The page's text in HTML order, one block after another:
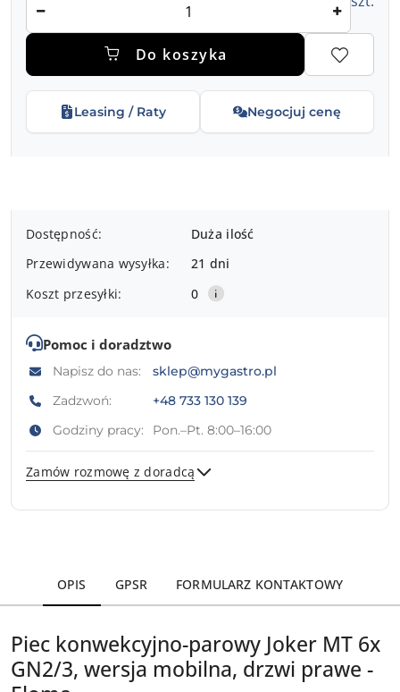
Do koszyka
Leasing / Raty Negocjuj cenę
Dostępność
dostawa
Dostępność:
Duża ilość
Przewidywana wysyłka:
21 dni
Koszt przesyłki:
0
Pomoc i doradztwo
Napisz do nas:
sklep@mygastro.pl
Zadzwoń:
+48 733 130 139
Godziny pracy:
Pon.–Pt. 8:00–16:00
Zamów rozmowę z doradcą
OPIS GPSR FORMULARZ KONTAKTOWY
Piec konwekcyjno-parowy Joker MT 6x
GN2/3, wersja mobilna, drzwi prawe -